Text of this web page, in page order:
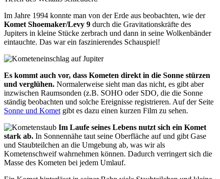
Im Jahre 1994 konnte man von der Erde aus beobachten, wie der
Komet Shoemaker/Levy 9 durch die Gravitationskräfte des
Jupiters in kleine Stücke zerbrach und dann in seine Wolkenbänder
eintauchte. Das war ein faszinierendes Schauspiel!
Es kommt auch vor, dass Kometen direkt in die Sonne stürzen
und verglühen. Normalerweise sieht man das nicht, es gibt aber
inzwischen Raumsonden (z.B. SOHO oder SDO, die die Sonne
ständig beobachten und solche Ereignisse registrieren. Auf der Seite
Sonne und Komet gibt es dazu einen kurzen Film zu sehen.
Im Laufe seines Lebens nutzt sich ein Komet
stark ab. In Sonnennähe taut seine Oberfläche auf und gibt Gase
und Staubteilchen an die Umgebung ab, was wir als
Kometenschweif wahrnehmen können. Dadurch verringert sich die
Masse des Kometen bei jedem Umlauf.